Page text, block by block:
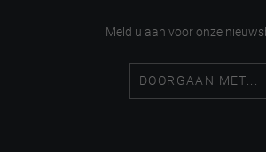
Meld u aan voor onze
DOORGAAN MET...